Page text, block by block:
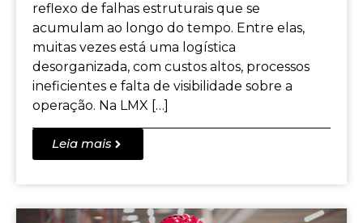
reflexo de falhas estruturais que se
acumulam ao longo do tempo. Entre elas,
muitas vezes está uma logística
desorganizada, com custos altos, processos
ineficientes e falta de visibilidade sobre a
operação. Na LMX […]
Leia mais